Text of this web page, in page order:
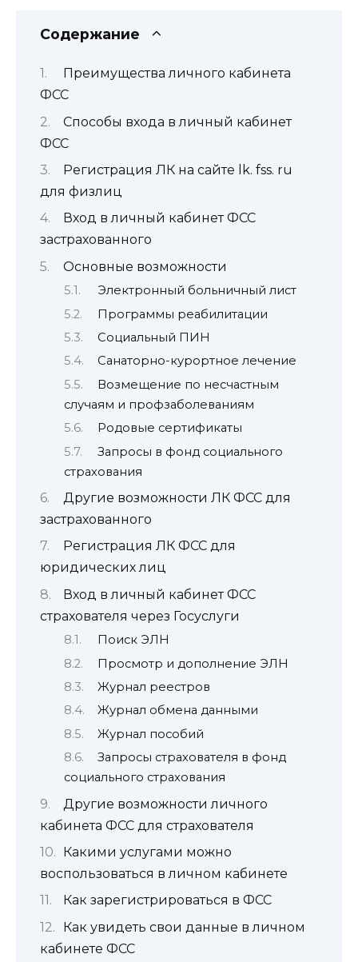
Содержание
Преимущества личного кабинета
ФСС
Способы входа в личный кабинет
ФСС
Регистрация ЛК на сайте lk. fss. ru
для физлиц
Вход в личный кабинет ФСС
застрахованного
Основные возможности
Электронный больничный лист
Программы реабилитации
Социальный ПИН
Санаторно-курортное лечение
Возмещение по несчастным
случаям и профзаболеваниям
Родовые сертификаты
Запросы в фонд социального
страхования
Другие возможности ЛК ФСС для
застрахованного
Регистрация ЛК ФСС для
юридических лиц
Вход в личный кабинет ФСС
страхователя через Госуслуги
Поиск ЭЛН
Просмотр и дополнение ЭЛН
Журнал реестров
Журнал обмена данными
Журнал пособий
Запросы страхователя в фонд
социального страхования
Другие возможности личного
кабинета ФСС для страхователя
Какими услугами можно
воспользоваться в личном кабинете
Как зарегистрироваться в ФСС
Как увидеть свои данные в личном
кабинете ФСС